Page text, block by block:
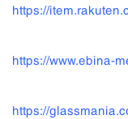
https://
https://www.ebina-
https://